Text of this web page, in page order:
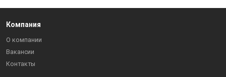
Компания
О компании
Вакансии
Контакты